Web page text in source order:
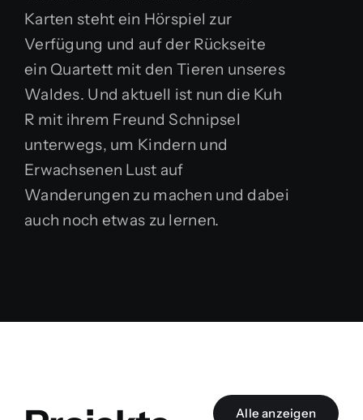
Karten steht ein Hörspiel zur
Verfügung und auf der Rückseite
ein Quartett mit den Tieren unseres
Waldes. Und aktuell ist nun die Kuh
R mit ihrem Freund Schnipsel
unterwegs, um Kindern und
Erwachsenen Lust auf
Wanderungen zu machen und dabei
auch noch etwas zu lernen.
Alle anzeigen